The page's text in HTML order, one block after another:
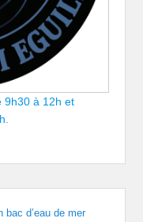
9h30 à 12h et
bac d’eau de mer